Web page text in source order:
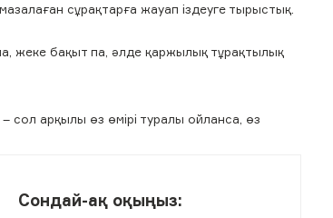
сұрақтарға жауап іздеуге тырыстық.
жеке бақыт па, әлде қаржылық тұрақтылық
сол арқылы өз өмірі туралы ойланса, өз
Сондай-ақ оқыңыз: